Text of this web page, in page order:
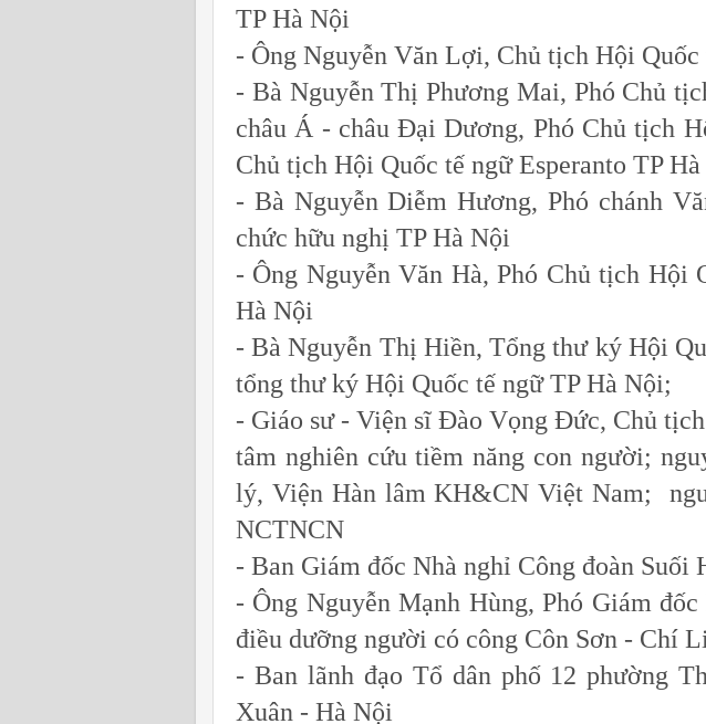
TP Hà Nội
- Ông Nguyễn Văn Lợi, Chủ tịch Hội
- Bà Nguyễn Thị Phương Mai, Phó Chủ
châu Á - châu Đại Dương, Phó Chủ tịch
Chủ tịch Hội Quốc tế ngữ Esperanto TP
- Bà Nguyễn Diễm Hương, Phó chánh
chức hữu nghị TP Hà Nội
- Ông Nguyễn Văn Hà, Phó Chủ tịch Hội
Hà Nội
- Bà Nguyễn Thị Hiền, Tổng thư ký Hội
tổng thư ký Hội Quốc tế ngữ TP Hà Nội;
- Giáo sư - Viện sĩ Đào Vọng Đức, Chủ
tâm nghiên cứu tiềm năng con người;
lý, Viện Hàn lâm KH&CN Việt Nam;
NCTNCN
- Ban Giám đốc Nhà nghỉ Công đoàn Suối
- Ông Nguyễn Mạnh Hùng, Phó Giám
điều dưỡng người có công Côn Sơn - Chí
- Ban lãnh đạo Tổ dân phố 12 phường
Xuân - Hà Nội